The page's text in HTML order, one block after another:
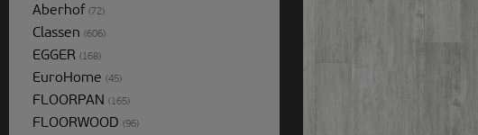
Aberhof (72)
Classen (606)
EGGER (168)
EuroHome (45)
FLOORPAN (165)
FLOORWOOD (96)